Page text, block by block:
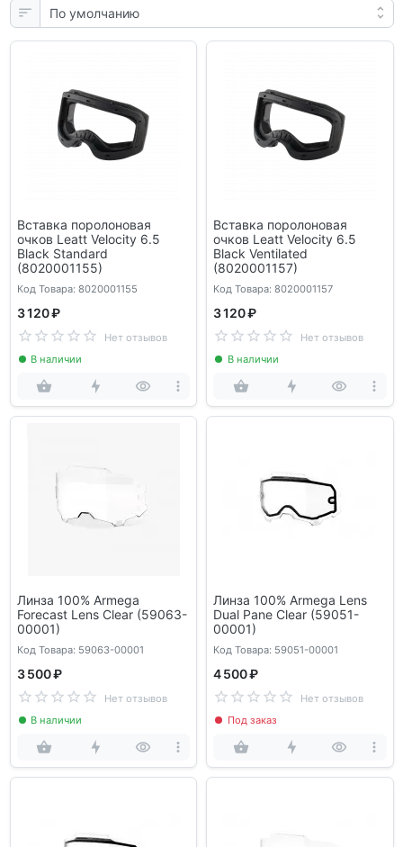
Вставка поролоновая
очков Leatt Velocity 6.5
Black Standard
(8020001155)
Код Товара: 8020001155
3 120 ₽
Нет отзывов
В наличии
Вставка поролоновая
очков Leatt Velocity 6.5
Black Ventilated
(8020001157)
Код Товара: 8020001157
3 120 ₽
Нет отзывов
В наличии
Линза 100% Armega
Forecast Lens Clear (59063-
00001)
Код Товара: 59063-00001
3 500 ₽
Нет отзывов
В наличии
Линза 100% Armega Lens
Dual Pane Clear (59051-
00001)
Код Товара: 59051-00001
4 500 ₽
Нет отзывов
Под заказ